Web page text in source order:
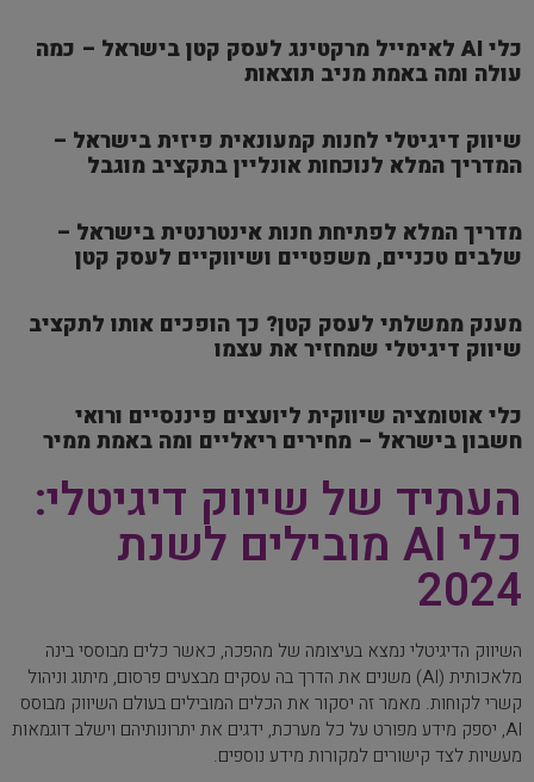
כלי AI לאימייל מרקטינג לעסק קטן בישראל – כמה
עולה ומה באמת מניב תוצאות
שיווק דיגיטלי לחנות קמעונאית פיזית בישראל –
המדריך המלא לנוכחות אונליין בתקציב מוגבל
מדריך המלא לפתיחת חנות אינטרנטית בישראל –
שלבים טכניים, משפטיים ושיווקיים לעסק קטן
מענק ממשלתי לעסק קטן? כך הופכים אותו לתקציב
שיווק דיגיטלי שמחזיר את עצמו
כלי אוטומציה שיווקית ליועצים פיננסיים ורואי
חשבון בישראל – מחירים ריאליים ומה באמת ממיר
העתיד של שיווק דיגיטלי:
כלי AI מובילים לשנת
2024
השיווק הדיגיטלי נמצא בעיצומה של מהפכה, כאשר כלים מבוססי בינה
מלאכותית (AI) משנים את הדרך בה עסקים מבצעים פרסום, מיתוג וניהול
קשרי לקוחות. מאמר זה יסקור את הכלים המובילים בעולם השיווק מבוסס
AI, יספק מידע מפורט על כל מערכת, ידגים את יתרונותיהם וישלב דוגמאות
מעשיות לצד קישורים למקורות מידע נוספים.